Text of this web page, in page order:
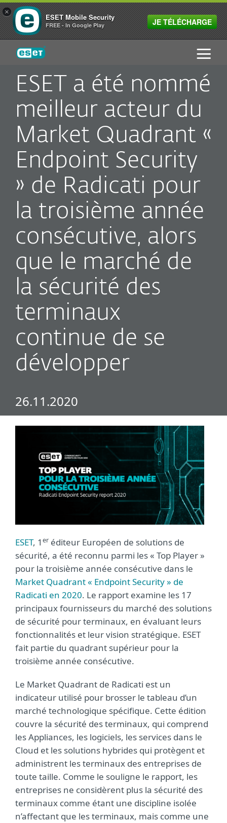
ESET a été nommé
meilleur acteur du
Market Quadrant «
Endpoint Security
» de Radicati pour
la troisième année
consécutive, alors
que le marché de
la sécurité des
terminaux
continue de se
développer
26.11.2020
ESET, 1 er éditeur Européen de solutions de
sécurité, a été reconnu parmi les « Top Player »
pour la troisième année consécutive dans le
Market Quadrant « Endpoint Security » de
Radicati en 2020. Le rapport examine les 17
principaux fournisseurs du marché des solutions
de sécurité pour terminaux, en évaluant leurs
fonctionnalités et leur vision stratégique. ESET
fait partie du quadrant supérieur pour la
troisième année consécutive.
Le Market Quadrant de Radicati est un
indicateur utilisé pour brosser le tableau d’un
marché technologique spécifique. Cette édition
couvre la sécurité des terminaux, qui comprend
les Appliances, les logiciels, les services dans le
Cloud et les solutions hybrides qui protègent et
administrent les terminaux des entreprises de
toute taille. Comme le souligne le rapport, les
entreprises ne considèrent plus la sécurité des
terminaux comme étant une discipline isolée
n’affectant que les terminaux, mais comme une
ESET
×
ESET Mobile Security
FREE - In Google Play JE TÉLÉCHARGE